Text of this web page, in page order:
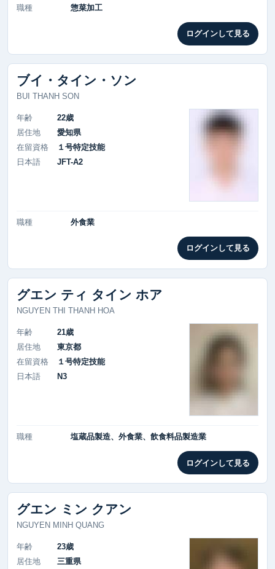
職種 惣菜加工
ログインして見る
ブイ・タイン・ソン
BUI THANH SON
年齢
22歳
居住地
愛知県
在留資格
１号特定技能
日本語
JFT-A2
職種 外食業
ログインして見る
グエン ティ タイン ホア
NGUYEN THI THANH HOA
年齢
21歳
居住地
東京都
在留資格
１号特定技能
日本語
N3
職種 塩蔵品製造、外食業、飲食料品製造業
ログインして見る
グエン ミン クアン
NGUYEN MINH QUANG
年齢
23歳
居住地
三重県